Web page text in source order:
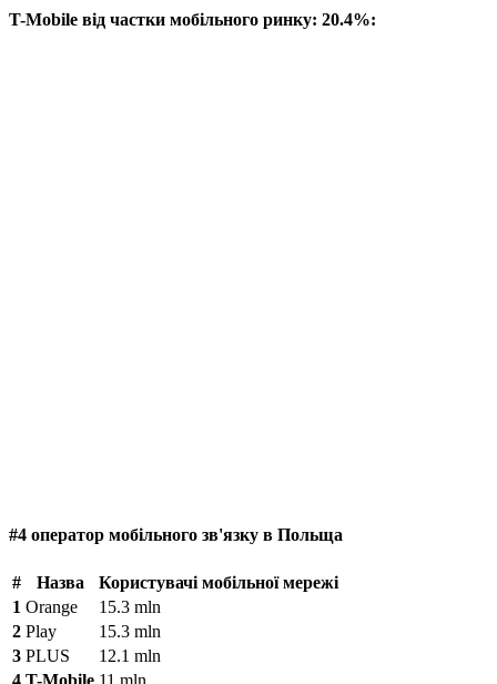
T-Mobile від частки мобільного ринку: 20.4%:
#4 оператор мобільного зв'язку в Польща
# Назва
Користувачі мобільної мережі
1 Orange
15.3 mln
2 Play
15.3 mln
3 PLUS
12.1 mln
4 T-Mobile 11 mln